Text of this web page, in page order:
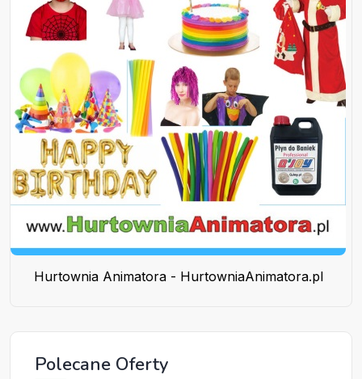
Hurtownia Animatora - HurtowniaAnimatora.pl
Polecane Oferty